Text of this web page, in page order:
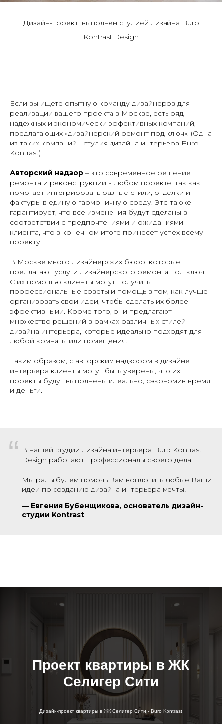
Дизайн-проект, выполнен студией дизайна Buro
Kontrast Design
Если вы ищете опытную команду дизайнеров для
реализации вашего проекта в Москве, есть ряд
надежных и экономически эффективных компаний,
предлагающих «дизайнерский ремонт под ключ». (Одна
из таких компаний - студия дизайна интерьера Buro
Kontrast)
Авторский надзор – это современное решение
ремонта и реконструкции в любом проекте, так как
помогает интегрировать разные стили, отделки и
фактуры в единую гармоничную среду. Это также
гарантирует, что все изменения будут сделаны в
соответствии с предпочтениями и ожиданиями
клиента, что в конечном итоге принесет успех всему
проекту.
В Москве много дизайнерских бюро, которые
предлагают услуги дизайнерского ремонта под ключ.
С их помощью клиенты могут получить
профессиональные советы и помощь в том, как лучше
организовать свои идеи, чтобы сделать их более
эффективными. Кроме того, они предлагают
множество решений в рамках различных стилей
дизайна интерьера, которые идеально подходят для
любой комнаты или помещения.
Таким образом, с авторским надзором в дизайне
интерьера клиенты могут быть уверены, что их
проекты будут выполнены идеально, сэкономив время
и деньги.
“ В нашей студии дизайна интерьера Buro Kontrast
Design работают профессионалы своего дела!
Мы рады будем помочь Вам воплотить любые Ваши
идеи по созданию дизайна интерьера мечты!
— Евгения Бубенщикова, основатель дизайн-
студии Kontrast
Проект квартиры в ЖК
Селигер Сити
Дизайн-проект квартиры в ЖК Селигер Сити - Buro Kontrast